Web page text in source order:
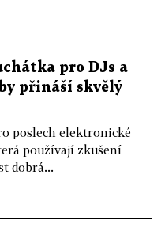
pro DJs a
přináší skvělý
poslech elektronické
používají zkušení
dobrá...